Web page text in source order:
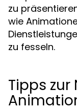
zu
wie
zu fesseln.
Tipps zur